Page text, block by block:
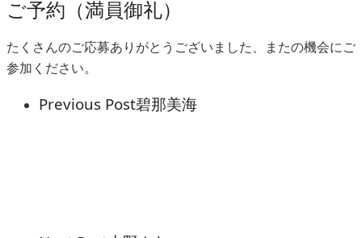
ご予約（満員御礼）
たくさんのご応募ありがとうございました、またの機会にご
参加ください。
Previous Post碧那美海